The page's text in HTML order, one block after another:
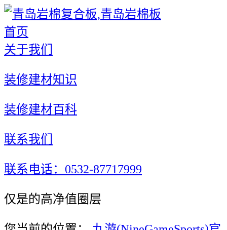
首页
关于我们
装修建材知识
装修建材百科
联系我们
联系电话：0532-87717999
仅是的高净值圈层